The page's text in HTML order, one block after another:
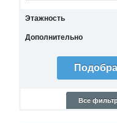
Этажность
Дополнительно
Все